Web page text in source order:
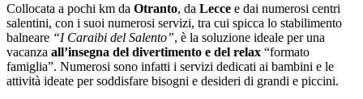
Collocata a pochi km da Otranto, da Lecce e dai numerosi centri
salentini, con i suoi numerosi servizi, tra cui spicca lo stabilimento
balneare “I Caraibi del Salento”, è la soluzione ideale per una
vacanza all’insegna del divertimento e del relax “formato
famiglia”. Numerosi sono infatti i servizi dedicati ai bambini e le
attività ideate per soddisfare bisogni e desideri di grandi e piccini.